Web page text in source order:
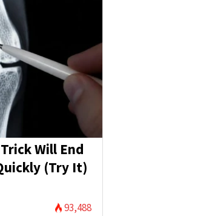
Will End
(Try It)
93,488